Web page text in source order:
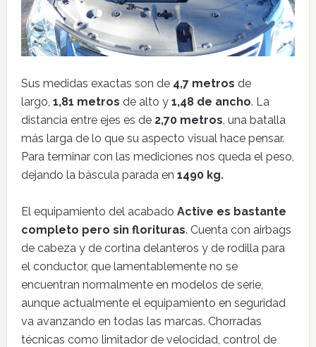
Sus medidas exactas son de 4,7 metros de
largo, 1,81 metros de alto y 1,48 de ancho. La
distancia entre ejes es de 2,70 metros , una batalla
más larga de lo que su aspecto visual hace pensar.
Para terminar con las mediciones nos queda el peso,
dejando la báscula parada en 1490 kg.
El equipamiento del acabado Active es bastante
completo pero sin florituras. Cuenta con airbags
de cabeza y de cortina delanteros y de rodilla para
el conductor, que lamentablemente no se
encuentran normalmente en modelos de serie,
aunque actualmente el equipamiento en seguridad
va avanzando en todas las marcas. Chorradas
técnicas como limitador de velocidad, control de